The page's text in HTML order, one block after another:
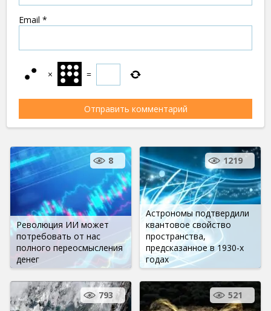
Email *
× =
Революция ИИ может
потребовать от нас
полного переосмысления
денег
8
Астрономы подтвердили
квантовое свойство
пространства,
предсказанное в 1930-х
годах
1219
793 521